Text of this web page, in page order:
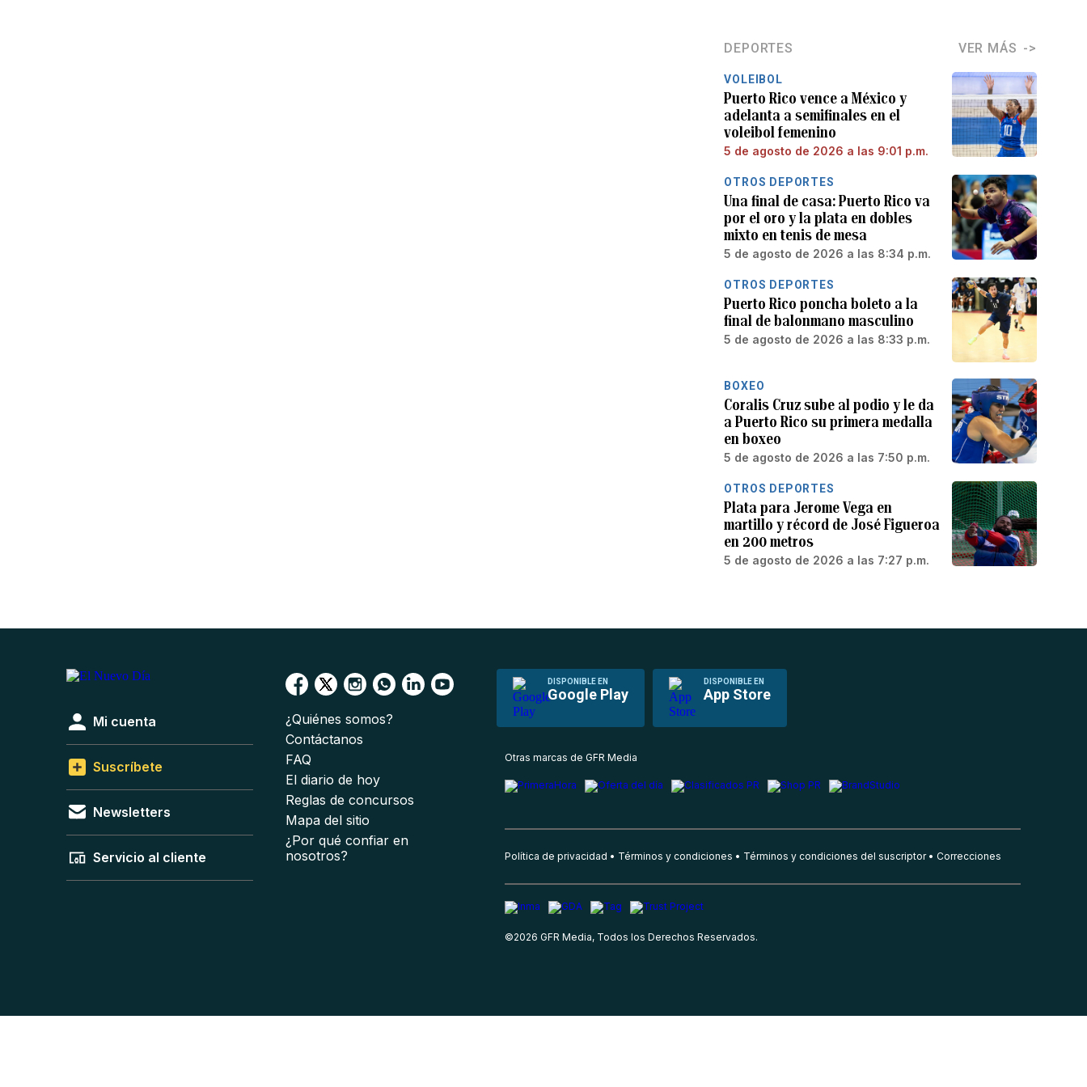
DEPORTES VER MÁS
VOLEIBOL
Puerto Rico vence a México y
adelanta a semifinales en el
voleibol femenino
5 de agosto de 2026 a las 9:01 p.m.
OTROS DEPORTES
Una final de casa: Puerto Rico va
por el oro y la plata en dobles
mixto en tenis de mesa
5 de agosto de 2026 a las 8:34 p.m.
OTROS DEPORTES
Puerto Rico poncha boleto a la
final de balonmano masculino
5 de agosto de 2026 a las 8:33 p.m.
BOXEO
Coralis Cruz sube al podio y le da
a Puerto Rico su primera medalla
en boxeo
5 de agosto de 2026 a las 7:50 p.m.
OTROS DEPORTES
Plata para Jerome Vega en
martillo y récord de José Figueroa
en 200 metros
5 de agosto de 2026 a las 7:27 p.m.
DISPONIBLE EN
Google Play
DISPONIBLE EN
App Store
Mi cuenta
Suscríbete
Newsletters
Servicio al cliente
¿Quiénes somos?
Contáctanos
FAQ
El diario de hoy
Reglas de concursos
Mapa del sitio
¿Por qué confiar en
nosotros?
Otras marcas de GFR Media
Política de privacidad Términos y condiciones Términos y condiciones del suscriptor Correcciones
©2026 GFR Media, Todos los Derechos Reservados.